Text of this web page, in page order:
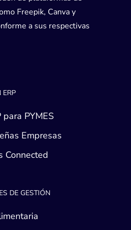
Freepik, Canva y
a sus respectivas
ERP
PYMES
Empresas
Connected
DE GESTIÓN